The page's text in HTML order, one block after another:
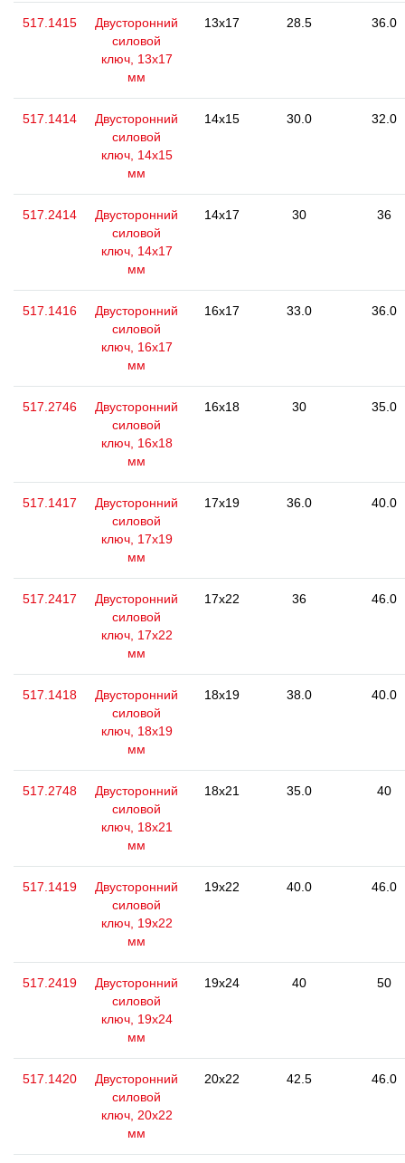
517.1415
Двусторонний
силовой
ключ, 13x17
мм
13x17 28.5 36.0
517.1414
Двусторонний
силовой
ключ, 14x15
мм
14x15 30.0 32.0
517.2414
Двусторонний
силовой
ключ, 14x17
мм
14x17 30 36
517.1416
Двусторонний
силовой
ключ, 16x17
мм
16x17 33.0 36.0
517.2746
Двусторонний
силовой
ключ, 16x18
мм
16x18 30 35.0
517.1417
Двусторонний
силовой
ключ, 17x19
мм
17x19 36.0 40.0
517.2417
Двусторонний
силовой
ключ, 17x22
мм
17x22 36 46.0
517.1418
Двусторонний
силовой
ключ, 18x19
мм
18x19 38.0 40.0
517.2748
Двусторонний
силовой
ключ, 18x21
мм
18x21 35.0 40
517.1419
Двусторонний
силовой
ключ, 19x22
мм
19x22 40.0 46.0
517.2419
Двусторонний
силовой
ключ, 19x24
мм
19x24 40 50
517.1420
Двусторонний
силовой
ключ, 20x22
мм
20x22 42.5 46.0